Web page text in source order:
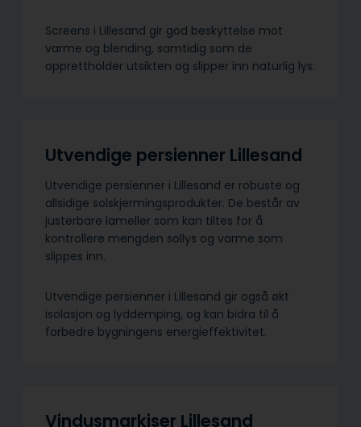
Screens i Lillesand gir god beskyttelse mot
varme og blending, samtidig som de
opprettholder utsikten og slipper inn naturlig lys.
Utvendige persienner Lillesand
Utvendige persienner i Lillesand er robuste og
allsidige solskjermings­produkter. De består av
justerbare lameller som kan tiltes for å
kontrollere mengden sollys og varme som
slippes inn.
Utvendige persienner i Lillesand gir også økt
isolasjon og lyddemping, og kan bidra til å
forbedre bygningens energieffektivitet.
Vindusmarkiser Lillesand